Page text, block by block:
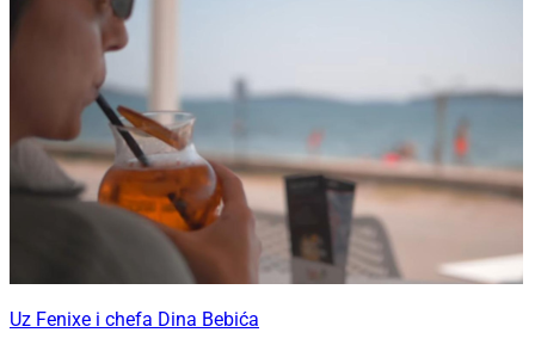
Uz Fenixe i chefa Dina Bebića